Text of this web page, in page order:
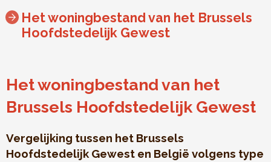
Het woningbestand van het Brussels
Hoofdstedelijk Gewest
Het woningbestand van het
Brussels Hoofdstedelijk Gewest
Vergelijking tussen het Brussels
Hoofdstedelijk Gewest en België volgens type